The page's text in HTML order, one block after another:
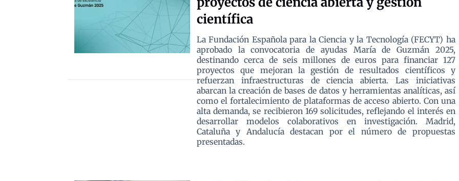
científica
La Fundación Española para la Ciencia y la Tecnología (FECYT) ha
aprobado la convocatoria de ayudas María de Guzmán 2025,
destinando cerca de seis millones de euros para financiar 127
proyectos que mejoran la gestión de resultados científicos y
refuerzan infraestructuras de ciencia abierta. Las iniciativas
abarcan la creación de bases de datos y herramientas analíticas, así
como el fortalecimiento de plataformas de acceso abierto. Con una
alta demanda, se recibieron 169 solicitudes, reflejando el interés en
desarrollar modelos colaborativos en investigación. Madrid,
Cataluña y Andalucía destacan por el número de propuestas
presentadas.